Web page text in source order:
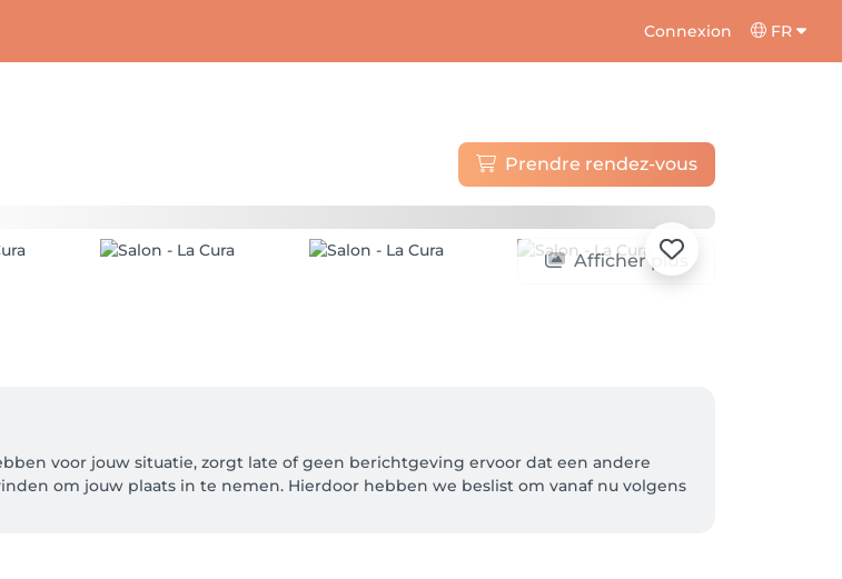
Connexion FR
Prendre rendez-vous
Afficher plus
voor jouw situatie, zorgt late of geen berichtgeving ervoor dat een andere
om jouw plaats in te nemen. Hierdoor hebben we beslist om vanaf nu volgens